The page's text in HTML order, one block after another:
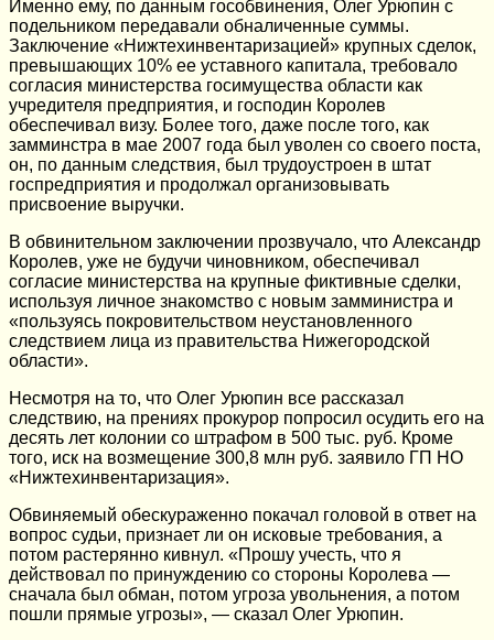
Именно ему, по данным гособвинения, Олег Урюпин с
подельником передавали обналиченные суммы.
Заключение «Нижтехинвентаризацией» крупных сделок,
превышающих 10% ее уставного капитала, требовало
согласия министерства госимущества области как
учредителя предприятия, и господин Королев
обеспечивал визу. Более того, даже после того, как
замминстра в мае 2007 года был уволен со своего поста,
он, по данным следствия, был трудоустроен в штат
госпредприятия и продолжал организовывать
присвоение выручки.
В обвинительном заключении прозвучало, что Александр
Королев, уже не будучи чиновником, обеспечивал
согласие министерства на крупные фиктивные сделки,
используя личное знакомство с новым замминистра и
«пользуясь покровительством неустановленного
следствием лица из правительства Нижегородской
области».
Несмотря на то, что Олег Урюпин все рассказал
следствию, на прениях прокурор попросил осудить его на
десять лет колонии со штрафом в 500 тыс. руб. Кроме
того, иск на возмещение 300,8 млн руб. заявило ГП НО
«Нижтехинвентаризация».
Обвиняемый обескураженно покачал головой в ответ на
вопрос судьи, признает ли он исковые требования, а
потом растерянно кивнул. «Прошу учесть, что я
действовал по принуждению со стороны Королева —
сначала был обман, потом угроза увольнения, а потом
пошли прямые угрозы», — сказал Олег Урюпин.